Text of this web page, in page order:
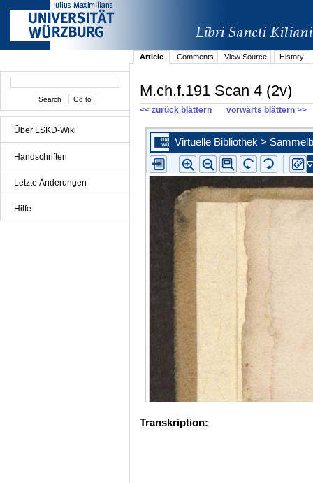
Über LSKD-Wiki
Handschriften
Letzte Änderungen
Hilfe
Article Comments View Source History
M.ch.f.191 Scan 4 (2v)
<< zurück blättern vorwärts blättern >>
Transkription: